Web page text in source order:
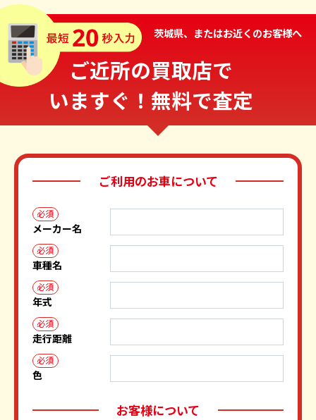
茨城県、またはお近くのお客様へ
ご近所の買取店で
いますぐ！無料で査定
ご利用のお車について
必須
メーカー名
必須
車種名
必須
年式
必須
走行距離
必須
色
お客様について